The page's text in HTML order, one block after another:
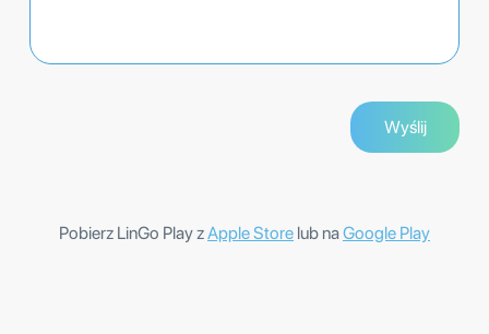
Pobierz LinGo Play zApple Store lub naGoogle Play